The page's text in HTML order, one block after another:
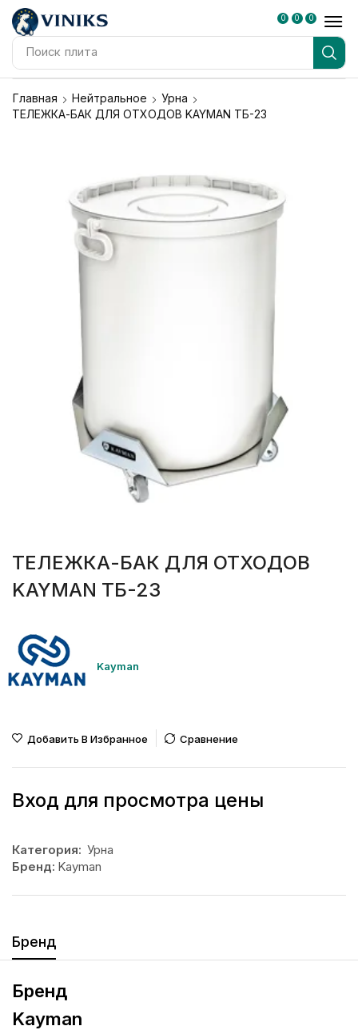
Поиск плита
0 0 0
Главная Нейтральное
Урна
ТЕЛЕЖКА-БАК ДЛЯ ОТХОДОВ KAYMAN ТБ-23
ТЕЛЕЖКА-БАК ДЛЯ ОТХОДОВ
KAYMAN ТБ-23
Kayman
Добавить В Избранное Сравнение
Вход для просмотра цены
Категория: Урна
Бренд: Kayman
Бренд
Бренд
Kayman